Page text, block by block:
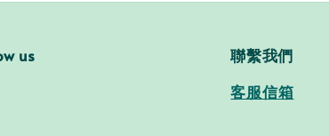
us 聯繫我們
客服信箱